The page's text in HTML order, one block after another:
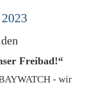
Freibad!“
- wir